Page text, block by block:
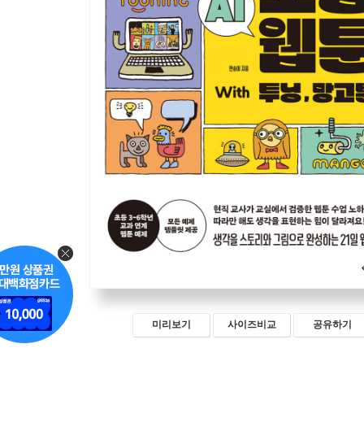
미리보기 사이즈비교 공유하기